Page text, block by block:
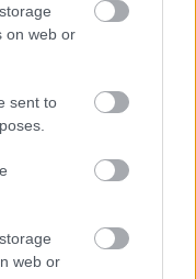
on web or
sent to
web or
να κερδίσετε το